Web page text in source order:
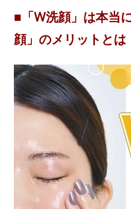
■「W洗顔」は本当
顔」のメリットとは